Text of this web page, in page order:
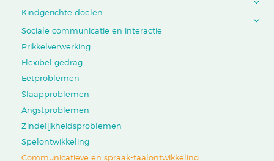
Kindgerichte doelen
Sociale communicatie en interactie
Prikkelverwerking
Flexibel gedrag
Eetproblemen
Slaapproblemen
Angstproblemen
Zindelijkheidsproblemen
Spelontwikkeling
Communicatieve en spraak-taalontwikkeling